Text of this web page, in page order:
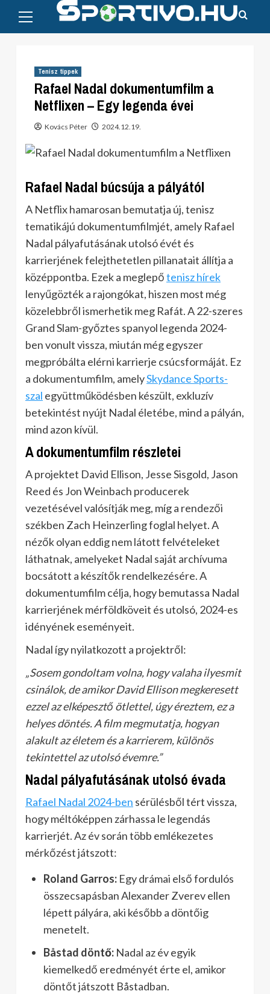
content
Menu
Tenisz tippek
Rafael Nadal dokumentumfilm a
Netflixen – Egy legenda évei
Kovács Péter 2024.12.19.
Rafael Nadal búcsúja a pályától
A Netflix hamarosan bemutatja új, tenisz
tematikájú dokumentumfilmjét, amely Rafael
Nadal pályafutásának utolsó évét és
karrierjének felejthetetlen pillanatait állítja a
középpontba. Ezek a meglepőtenisz hírek
lenyűgözték a rajongókat, hiszen most még
közelebbről ismerhetik meg Rafát. A 22-szeres
Grand Slam-győztes spanyol legenda 2024-
ben vonult vissza, miután még egyszer
megpróbálta elérni karrierje csúcsformáját. Ez
a dokumentumfilm, amelySkydance Sports-
szal együttműködésben készült, exkluzív
betekintést nyújt Nadal életébe, mind a pályán,
mind azon kívül.
A dokumentumfilm részletei
A projektet David Ellison, Jesse Sisgold, Jason
Reed és Jon Weinbach producerek
vezetésével valósítják meg, míg a rendezői
székben Zach Heinzerling foglal helyet. A
nézők olyan eddig nem látott felvételeket
láthatnak, amelyeket Nadal saját archívuma
bocsátott a készítők rendelkezésére. A
dokumentumfilm célja, hogy bemutassa Nadal
karrierjének mérföldköveit és utolsó, 2024-es
idényének eseményeit.
Nadal így nyilatkozott a projektről:
„Sosem gondoltam volna, hogy valaha ilyesmit
csinálok, de amikor David Ellison megkeresett
ezzel az elképesztő ötlettel, úgy éreztem, ez a
helyes döntés. A film megmutatja, hogyan
alakult az életem és a karrierem, különös
tekintettel az utolsó évemre.”
Nadal pályafutásának utolsó évada
Rafael Nadal 2024-ben sérülésből tért vissza,
hogy méltóképpen zárhassa le legendás
karrierjét. Az év során több emlékezetes
mérkőzést játszott:
Roland Garros: Egy drámai első fordulós
összecsapásban Alexander Zverev ellen
lépett pályára, aki később a döntőig
menetelt.
Båstad döntő: Nadal az év egyik
kiemelkedő eredményét érte el, amikor
döntőt játszott Båstadban.